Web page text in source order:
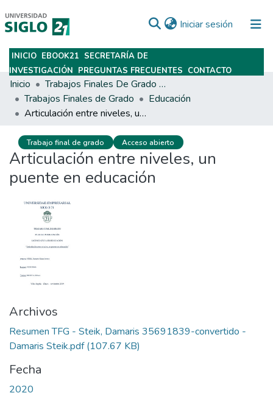
Iniciar sesión (current)
Subir
INICIO EBOOK21 SECRETARÍA DE
INVESTIGACIÓN PREGUNTAS FRECUENTES CONTACTO
Inicio
Trabajos Finales De Grado Y Posgrado
Trabajos Finales de Grado
Educación
Articulación entre niveles, un puente en educación
Trabajo final de grado Acceso abierto
Articulación entre niveles, un
puente en educación
Archivos
Resumen TFG - Steik, Damaris 35691839-convertido -
Damaris Steik.pdf(107.67 KB)
Fecha
2020